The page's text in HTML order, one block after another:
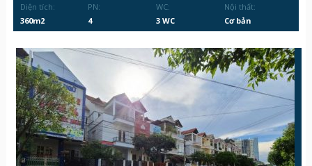
Diện tích:
360m2
PN:
4
WC:
3 WC
Nội thất:
Cơ bản